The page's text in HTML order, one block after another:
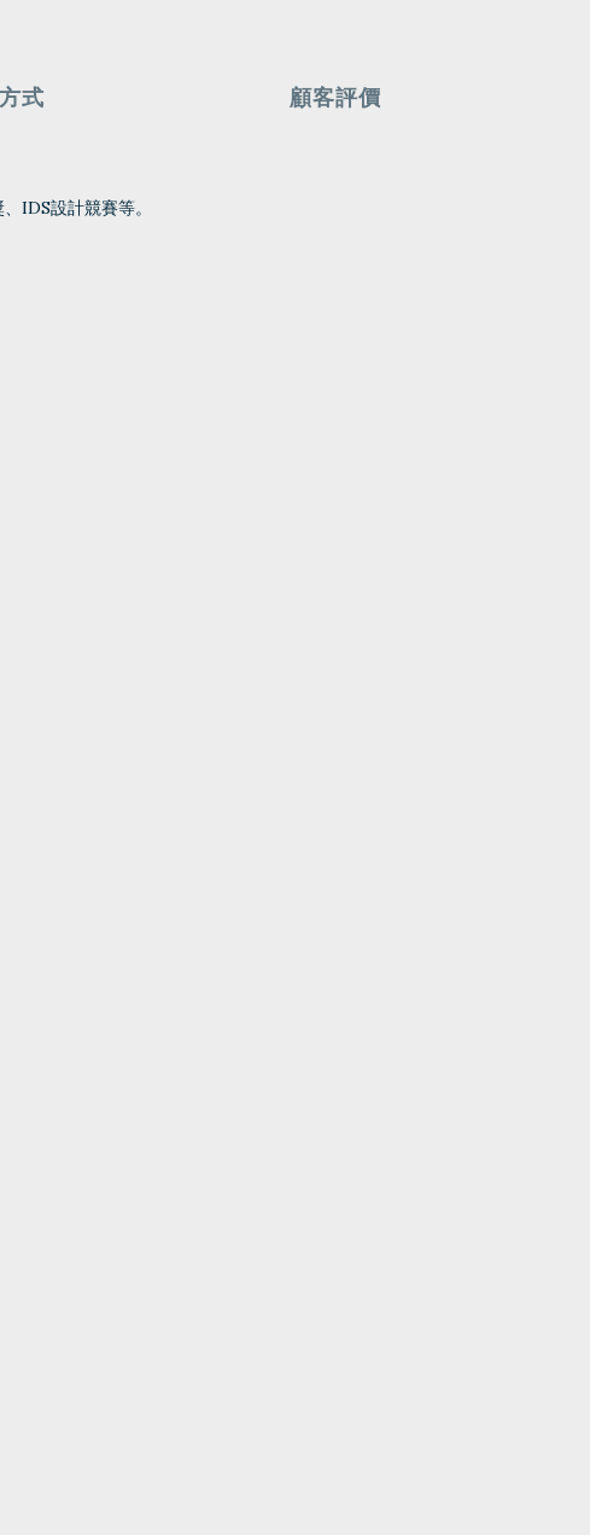
式 顧客評價
IDS設計競賽等。